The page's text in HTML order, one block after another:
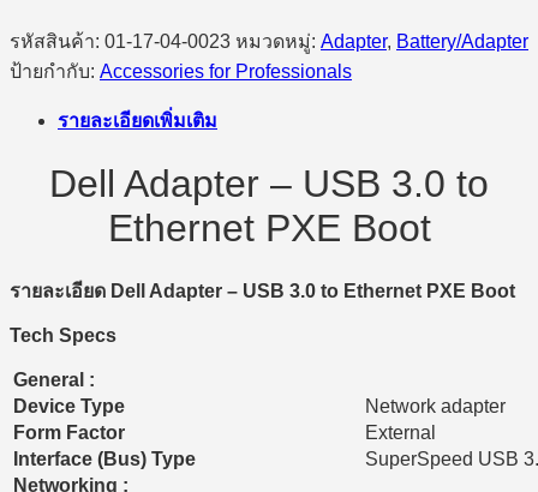
รหัสสินค้า: 01-17-04-0023 หมวดหมู่: Adapter, Battery/Adapter
ป้ายกำกับ: Accessories for Professionals
รายละเอียดเพิ่มเติม
Dell Adapter – USB 3.0 to
Ethernet PXE Boot
รายละเอียด Dell Adapter – USB 3.0 to Ethernet PXE Boot
Tech Specs
General :
Device Type
Network adapter
Form Factor
External
Interface (Bus) Type
SuperSpeed USB
Networking :